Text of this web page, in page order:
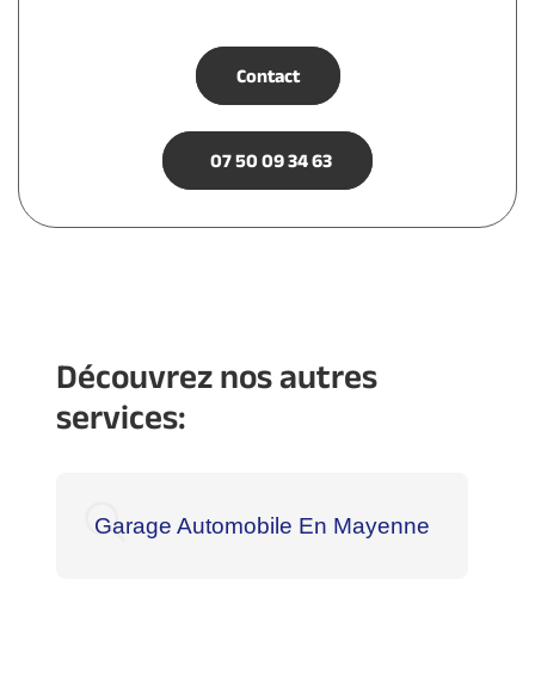
Contact
07 50 09 34 63
Découvrez nos autres
services:
Garage Automobile En Mayenne